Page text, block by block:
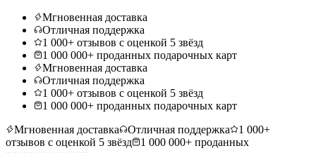
Мгновенная доставка
Отличная поддержка
1 000+ отзывов с оценкой 5 звёзд
1 000 000+ проданных подарочных карт
Мгновенная доставка
Отличная поддержка
1 000+ отзывов с оценкой 5 звёзд
1 000 000+ проданных подарочных карт
Мгновенная доставка
Отличная поддержка
1 000+
отзывов с оценкой 5 звёзд
1 000 000+ проданных